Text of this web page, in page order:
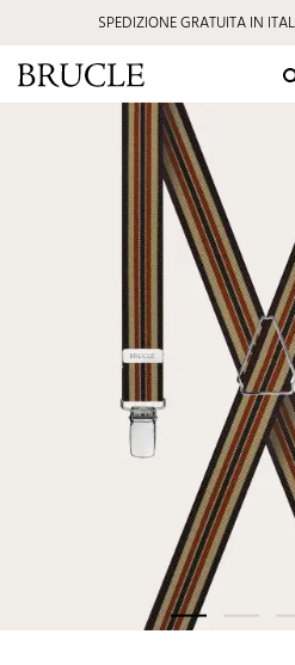
SPEDIZIONE GRATUITA IN